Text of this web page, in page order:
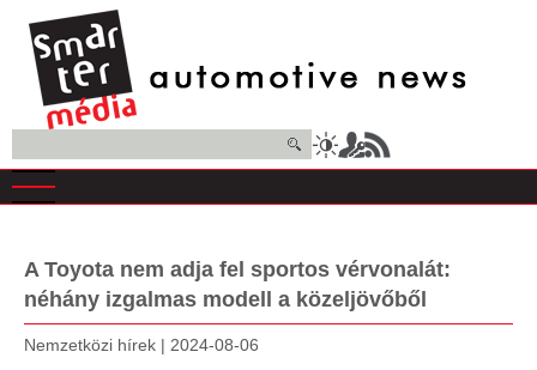
tartalomra
A Toyota nem adja fel sportos vérvonalát:
néhány izgalmas modell a közeljövőből
Nemzetközi hírek | 2024-08-06